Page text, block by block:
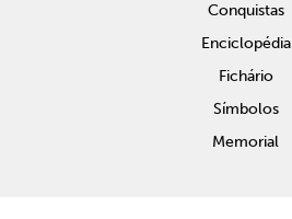
Conquistas
Enciclopédia
Fichário
Símbolos
Memorial